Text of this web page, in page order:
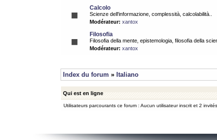
Calcolo
Scienze dell'informazione, complessità, calcolabilità..
Modérateur: xantox
Filosofia
Filosofia della mente, epistemologia, filosofia della
Modérateur: xantox
Index du forum » Italiano
Qui est en ligne
Utilisateurs parcourants ce forum : Aucun utilisateur inscrit et 2 invités